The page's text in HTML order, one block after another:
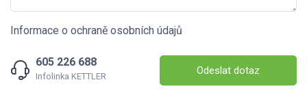
Informace o ochraně osobních údajů
605 226 688
Infolinka KETTLER Odeslat dotaz